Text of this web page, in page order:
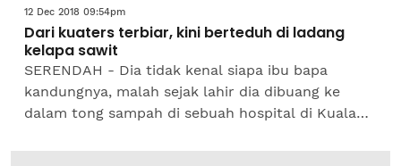
12 Dec 2018 09:54pm
Dari kuaters terbiar, kini berteduh di ladang
kelapa sawit
SERENDAH - Dia tidak kenal siapa ibu bapa
kandungnya, malah sejak lahir dia dibuang ke
dalam tong sampah di sebuah hospital di Kuala
Mohammad Ashraf Gopi...